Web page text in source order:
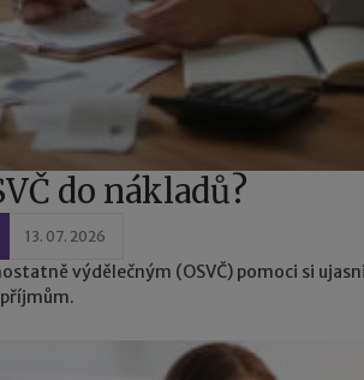
do nákladů?
13. 07. 2026
výdělečným (OSVČ) pomoci si